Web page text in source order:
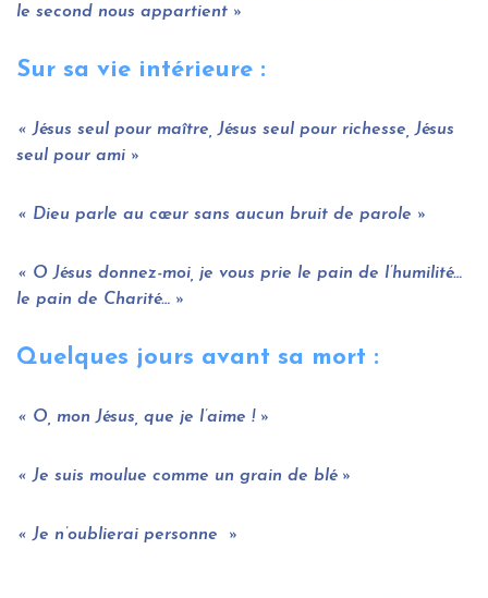
le second nous appartient
Sur sa vie intérieure :
Jésus seul pour maître, Jésus seul pour richesse, Jésus
seul pour ami
Dieu parle au cœur sans aucun bruit de parole
O Jésus donnez-moi, je vous prie le pain de l’humilité…
le pain de Charité…
Quelques jours avant sa mort :
O, mon Jésus, que je l’aime !
Je suis moulue comme un grain de blé
Je n’oublierai personne